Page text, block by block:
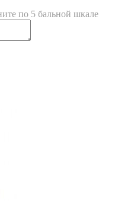
по 5 бальной шкале